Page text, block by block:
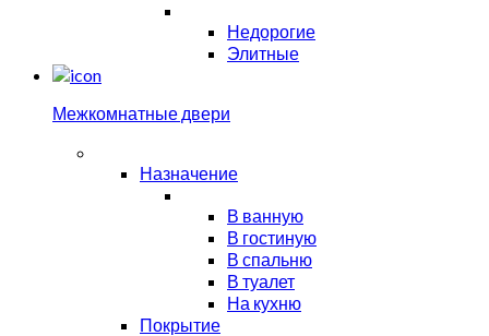
Недорогие
Элитные
Межкомнатные двери
Назначение
В ванную
В гостиную
В спальню
В туалет
На кухню
Покрытие